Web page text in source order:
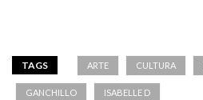
TAGS ARTE CULTURA
GANCHILLO ISABELLE D